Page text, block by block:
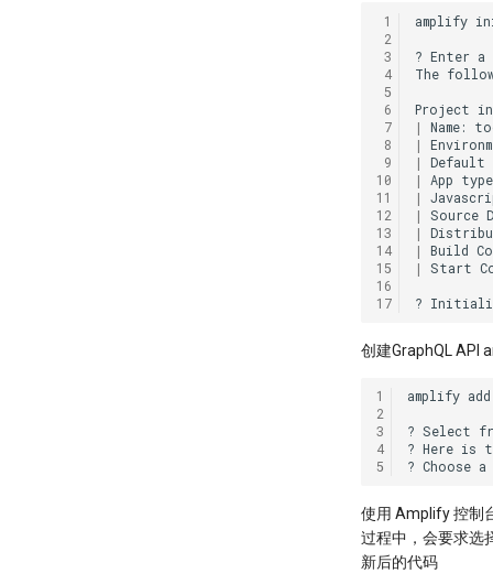
1
2
3
4
5
6
7
8
9
10
11
12
13
14
15
16
17
amplify
? Enter a
The
Project
|
Name:
|
|
Default
|
App
|
|
Source
|
|
Build
|
Start
?
创建GraphQL API
1
2
3
4
5
amplify add
? Select
? Here is
? Choose a
使用 Amplify 控制
过程中，会要求选
新后的代码